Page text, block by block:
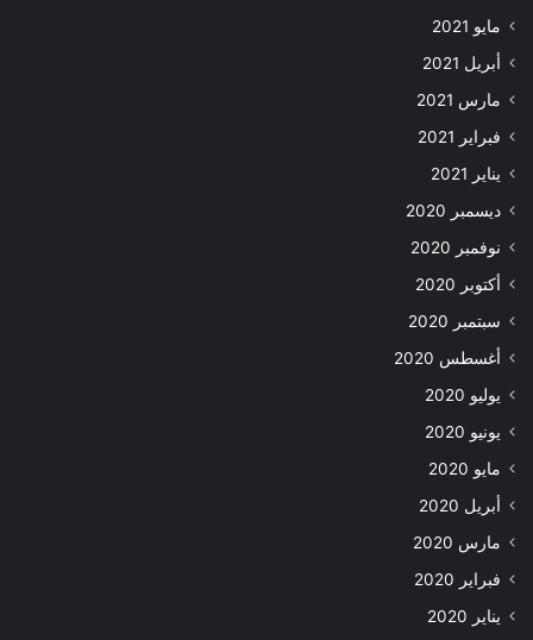
مايو 2021
أبريل 2021
مارس 2021
فبراير 2021
يناير 2021
ديسمبر 2020
نوفمبر 2020
أكتوبر 2020
سبتمبر 2020
أغسطس 2020
يوليو 2020
يونيو 2020
مايو 2020
أبريل 2020
مارس 2020
فبراير 2020
يناير 2020